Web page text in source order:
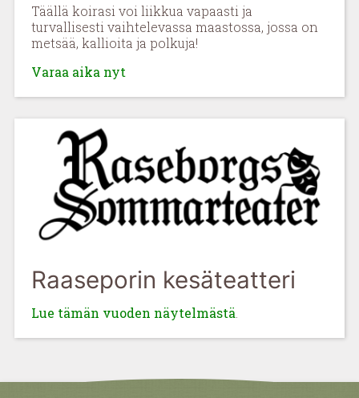
Täällä koirasi voi liikkua vapaasti ja
turvallisesti vaihtelevassa maastossa, jossa on
metsää, kallioita ja polkuja!
Varaa aika nyt
Raaseporin kesäteatteri
Lue tämän vuoden näytelmästä.